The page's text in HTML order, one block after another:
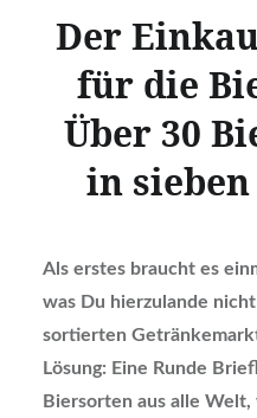
Der
für die
Über 30
in sieben
Als erstes braucht es
was Du hierzulande
sortierten
Lösung: Eine Runde
Biersorten aus alle Welt,